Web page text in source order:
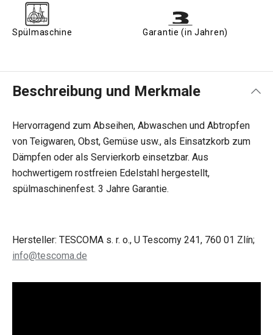
Spülmaschine Garantie (in Jahren)
Beschreibung und Merkmale
Hervorragend zum Abseihen, Abwaschen und Abtropfen
von Teigwaren, Obst, Gemüse usw., als Einsatzkorb zum
Dämpfen oder als Servierkorb einsetzbar. Aus
hochwertigem rostfreien Edelstahl hergestellt,
spülmaschinenfest. 3 Jahre Garantie.
Hersteller: TESCOMA s. r. o., U Tescomy 241, 760 01 Zlín;
info@tescoma.de